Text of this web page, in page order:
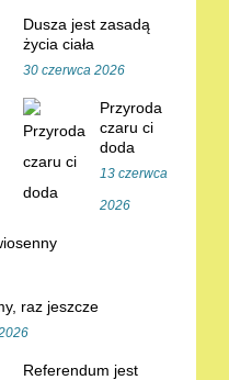
Dusza jest zasadą
życia ciała
30 czerwca 2026
Przyroda
czaru ci
doda
13 czerwca
2026
raz jeszcze
Referendum jest